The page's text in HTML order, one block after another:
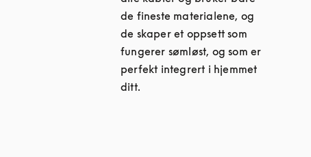
de fineste materialene, og
de skaper et oppsett som
fungerer sømløst, og som er
perfekt integrert i hjemmet
ditt.